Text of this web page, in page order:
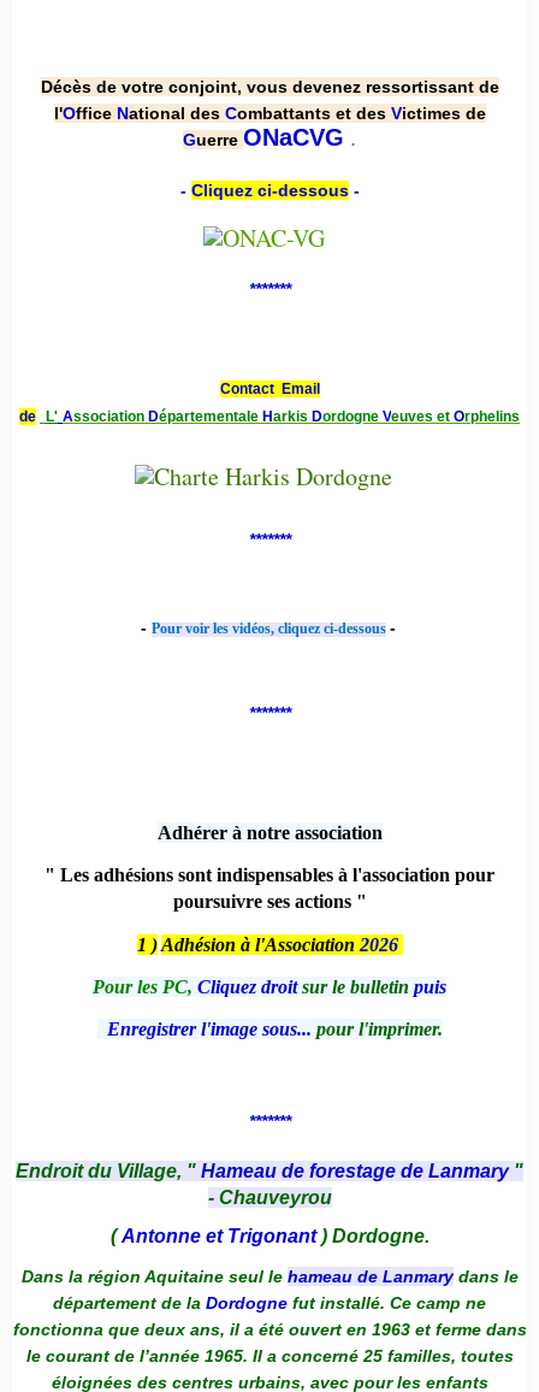
Décès de votre conjoint, vous devenez ressortissant de
l'Office National des Combattants et des Victimes de
Guerre ONaCVG .
- Cliquez ci-dessous-
*******
Contact Email
de
L' Association Départementale Harkis Dordogne Veuves et Orphelins
*******
- Pour voir les vidéos, cliquez ci-dessous -
*******
Adhérer à notre association
" Les adhésions sont indispensables à l'association pour
poursuivre ses actions "
1 ) Adhésion à l'Association 2026
Pour les PC, Cliquez droitsur le bulletin puis
Enregistrer l'image sous... pour l'imprimer.
*******
Endroit du Village, " Hameau de forestage de Lanmary "
- Chauveyrou
(Antonne et Trigonant) Dordogne.
Dans la région Aquitaine seul le hameau de Lanmarydans le
département de la Dordogne fut installé. Ce camp ne
fonctionna que deux ans, il a été ouvert en 1963 et ferme dans
le courant de l’année 1965. Il a concerné 25 familles, toutes
éloignées des centres urbains, avec pour les enfants